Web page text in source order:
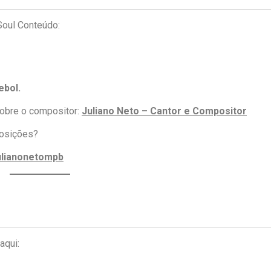
Conteúdo:
.
o compositor: Juliano Neto – Cantor e Compositor